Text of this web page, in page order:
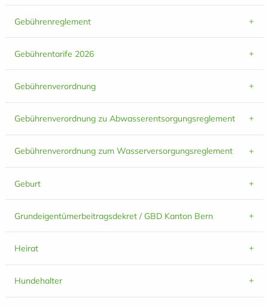
Gebührenreglement
Gebührentarife 2026
Gebührenverordnung
Gebührenverordnung zu Abwasserentsorgungsreglement
Gebührenverordnung zum Wasserversorgungsreglement
Geburt
Grundeigentümerbeitragsdekret / GBD Kanton Bern
Heirat
Hundehalter